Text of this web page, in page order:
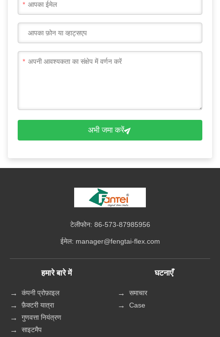
*
*
अभी जमा करें
टेलीफोन: 86-573-87985956
ईमेल: manager@fengtai-flex.com
हमारे बारे में
कंपनी प्रोफ़ाइल
फ़ैक्टरी यात्रा
गुणवत्ता नियंत्रण
साइटमैप
घटनाएँ
समाचार
Case